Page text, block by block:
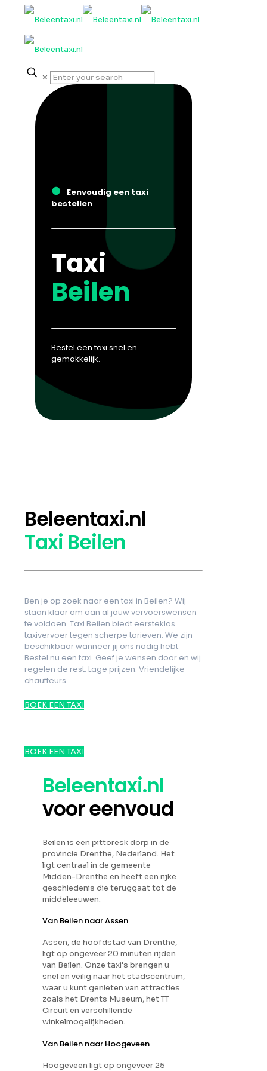
✕
●
Eenvoudig een taxi
bestellen
Taxi
Beilen
Bestel een taxi snel en
gemakkelijk.
Beleentaxi.nl
Taxi Beilen
Ben je op zoek naar een taxi in Beilen? Wij
staan klaar om aan al jouw vervoerswensen
te voldoen. Taxi Beilen biedt eersteklas
taxivervoer tegen scherpe tarieven. We zijn
beschikbaar wanneer jij ons nodig hebt.
Bestel nu een taxi. Geef je wensen door en wij
regelen de rest. Lage prijzen. Vriendelijke
chauffeurs.
BOEK EEN TAXI
BOEK EEN TAXI
Beleentaxi.nl
voor eenvoud
Beilen is een pittoresk dorp in de
provincie Drenthe, Nederland. Het
ligt centraal in de gemeente
Midden-Drenthe en heeft een rijke
geschiedenis die teruggaat tot de
middeleeuwen.
Van Beilen naar Assen
Assen, de hoofdstad van Drenthe,
ligt op ongeveer 20 minuten rijden
van Beilen. Onze taxi's brengen u
snel en veilig naar het stadscentrum,
waar u kunt genieten van attracties
zoals het Drents Museum, het TT
Circuit en verschillende
winkelmogelijkheden.
Van Beilen naar Hoogeveen
Hoogeveen ligt op ongeveer 25